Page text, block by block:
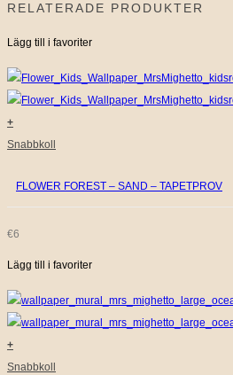
RELATERADE PRODUKTER
Lägg till i favoriter
+
Snabbkoll
FLOWER FOREST – SAND – TAPETPROV
€6
Lägg till i favoriter
+
Snabbkoll